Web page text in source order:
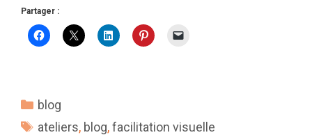
Partager :
Catégories
blog
Étiquettes
ateliers, blog,facilitation visuelle